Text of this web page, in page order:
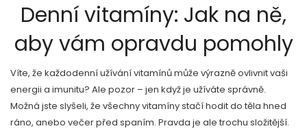
Denní vitamíny: Jak na ně,
aby vám opravdu pomohly
Víte, že každodenní užívání vitamínů může výrazně ovlivnit vaši
energii a imunitu? Ale pozor – jen když je užíváte správně.
Možná jste slyšeli, že všechny vitamíny stačí hodit do těla hned
ráno, anebo večer před spaním. Pravda je ale trochu složitější.